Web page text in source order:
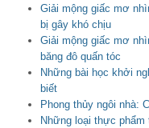
Giải mộng giấc mơ
bị gây khó chịu
Giải mộng giấc mơ
băng đô quấn tóc
Những bài học khởi
biết
Phong thủy ngôi nhà:
Những loại thực